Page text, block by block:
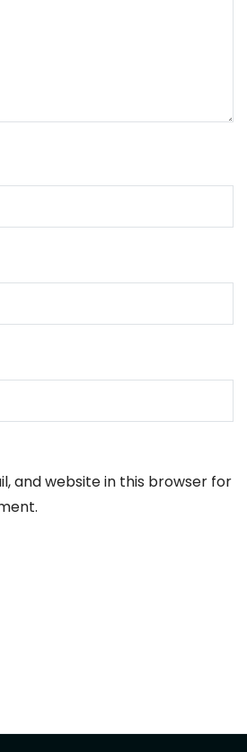
and website in this browser for